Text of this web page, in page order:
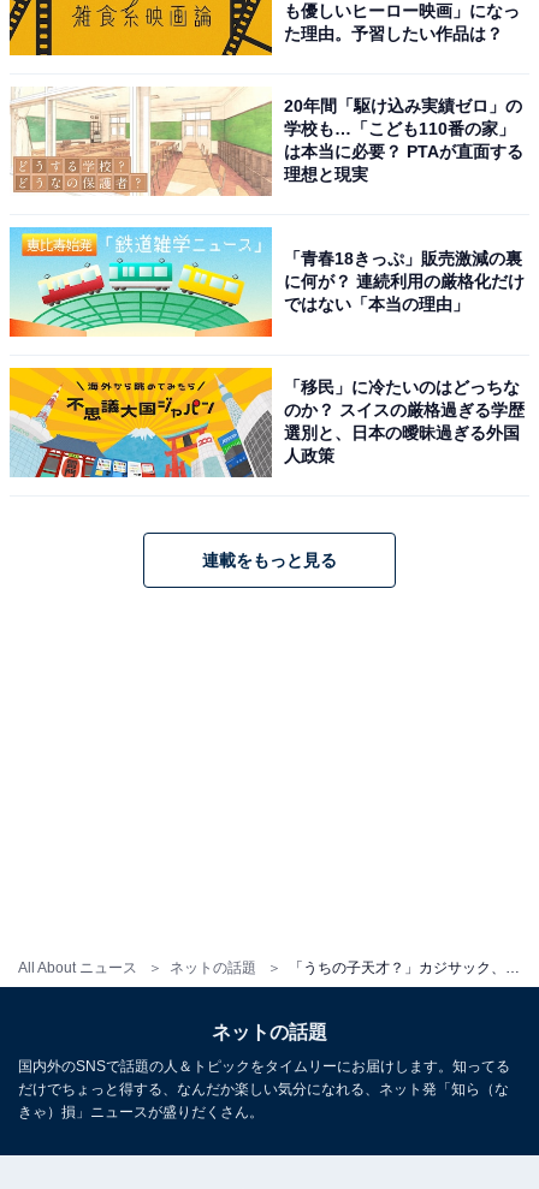
All About ニュース ネットの話題
も優しいヒーロー映画」になっ
た理由。予習したい作品は？
20年間「駆け込み実績ゼロ」の
学校も…「こども110番の家」
は本当に必要？ PTAが直面する
理想と現実
「青春18きっぷ」販売激減の裏
に何が？ 連続利用の厳格化だけ
ではない「本当の理由」
「移民」に冷たいのはどっちな
のか？ スイスの厳格過ぎる学歴
選別と、日本の曖昧過ぎる外国
人政策
連載をもっと見る
ネットの話題
国内外のSNSで話題の人＆トピックをタイムリーにお届けします。知ってる
だけでちょっと得する、なんだか楽しい気分になれる、ネット発「知ら（な
きゃ）損」ニュースが盛りだくさん。